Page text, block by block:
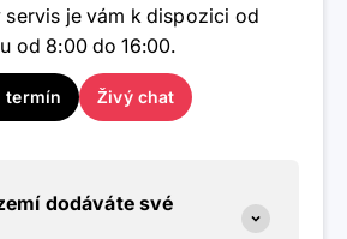
servis je vám k dispozici od
od 8:00 do 16:00.
termín Živý chat
dodáváte své